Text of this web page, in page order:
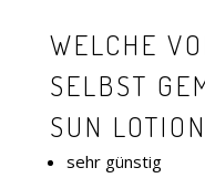
WELCHE
SELBST
SUN
sehr günstig